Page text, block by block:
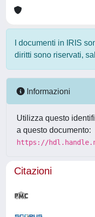
I documenti in IRIS
diritti sono riservati,
Informazioni
Utilizza questo
a questo documento:
https://
Citazioni